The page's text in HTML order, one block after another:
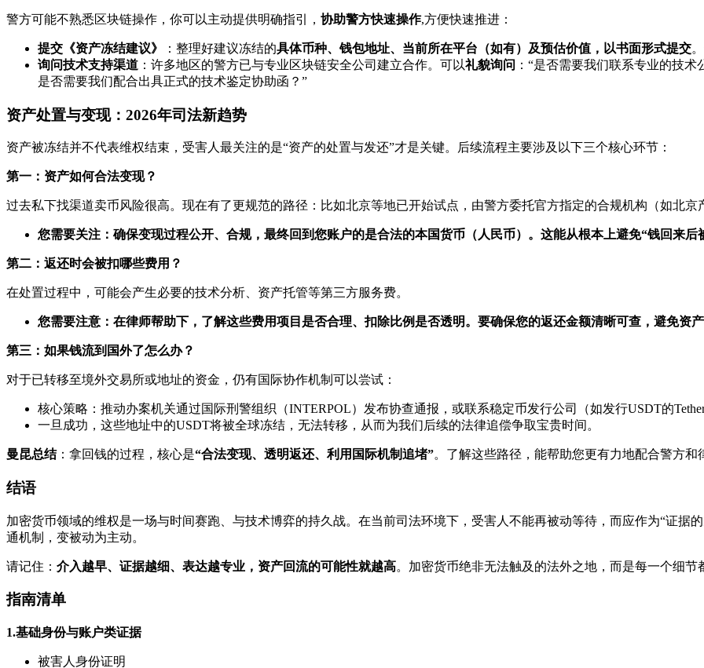
警方可能不熟悉区块链操作，你可以主动提供明确指引， 协助警方快速操作,方便快速推进：
提交《资产冻结建议》 ：整理好建议冻结的具体币种、钱包地址、当前所在平台（如有）及预估价值，以书面形式提交
询问技术支持渠道 ：许多地区的警方已与专业区块链安全公司建立合作。可以礼貌询问 ：“是否需要我们联系专业的技
是否需要我们配合出具正式的技术鉴定协助函？”
资产处置与变现：2026年司法新趋势
资产被冻结并不代表维权结束，受害人最关注的是“资产的处置与发还”才是关键。后续流程主要涉及以下三个核心环节：
第一：资产如何合法变现？
过去私下找渠道卖币风险很高。现在有了更规范的路径：比如北京等地已开始试点，由警方委托官方指定的合规机构（如北京
您需要关注：确保变现过程公开、合规，最终回到您账户的是合法的本国货币（人民币）。这能从根本上避免“钱回来后
第二：返还时会被扣哪些费用？
在处置过程中，可能会产生必要的技术分析、资产托管等第三方服务费。
您需要注意：在律师帮助下，了解这些费用项目是否合理、扣除比例是否透明。要确保您的返还金额清晰可查，避免资
第三：如果钱流到国外了怎么办？
对于已转移至境外交易所或地址的资金，仍有国际协作机制可以尝试：
核心策略：推动办案机关通过国际刑警组织（INTERPOL）发布协查通报，或联系稳定币发行公司（如发行USDT的
一旦成功，这些地址中的USDT将被全球冻结，无法转移，从而为我们后续的法律追偿争取宝贵时间。
曼昆总结：拿回钱的过程，核心是“合法变现、透明返还、利用国际机制追堵”。了解这些路径，能帮助您更有力地配合警方和
结语
加密货币领域的维权是一场与时间赛跑、与技术博弈的持久战。在当前司法环境下，受害人不能再被动等待，而应作为“证据
通机制，变被动为主动。
请记住： 介入越早、证据越细、表达越专业，资产回流的可能性就越高。加密货币绝非无法触及的法外之地，而是每一个细节
指南清单
1.基础身份与账户类证据
被害人身份证明